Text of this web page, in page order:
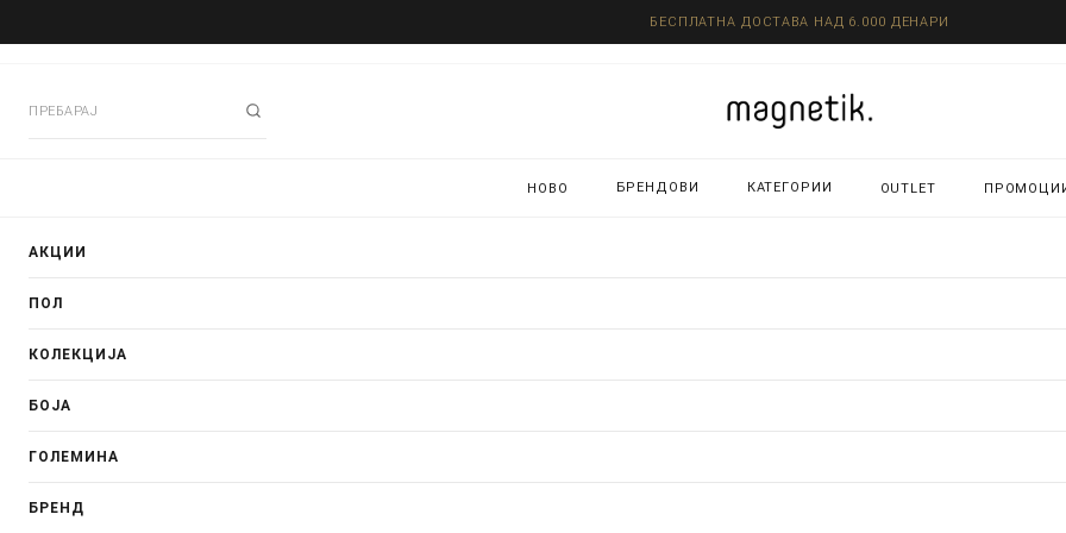
БЕСПЛАТНА ДОСТАВА НАД 6.000 ДЕНАРИ
НОВО БРЕНДОВИ КАТЕГОРИИ OUTLET
АКЦИИ
ПОЛ
КОЛЕКЦИЈА
БОЈА
ГОЛЕМИНА
БРЕНД